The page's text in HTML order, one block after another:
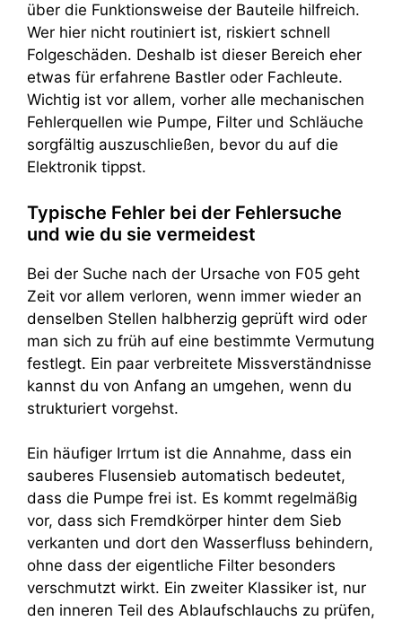
über die Funktionsweise der Bauteile hilfreich.
Wer hier nicht routiniert ist, riskiert schnell
Folgeschäden. Deshalb ist dieser Bereich eher
etwas für erfahrene Bastler oder Fachleute.
Wichtig ist vor allem, vorher alle mechanischen
Fehlerquellen wie Pumpe, Filter und Schläuche
sorgfältig auszuschließen, bevor du auf die
Elektronik tippst.
Typische Fehler bei der Fehlersuche
und wie du sie vermeidest
Bei der Suche nach der Ursache von F05 geht
Zeit vor allem verloren, wenn immer wieder an
denselben Stellen halbherzig geprüft wird oder
man sich zu früh auf eine bestimmte Vermutung
festlegt. Ein paar verbreitete Missverständnisse
kannst du von Anfang an umgehen, wenn du
strukturiert vorgehst.
Ein häufiger Irrtum ist die Annahme, dass ein
sauberes Flusensieb automatisch bedeutet,
dass die Pumpe frei ist. Es kommt regelmäßig
vor, dass sich Fremdkörper hinter dem Sieb
verkanten und dort den Wasserfluss behindern,
ohne dass der eigentliche Filter besonders
verschmutzt wirkt. Ein zweiter Klassiker ist, nur
den inneren Teil des Ablaufschlauchs zu prüfen,